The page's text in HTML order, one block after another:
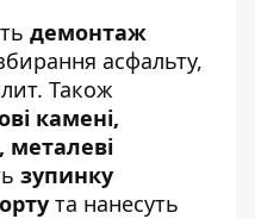
демонтаж
асфальту,
Також
камені,
металеві
зупинку
та нанесуть